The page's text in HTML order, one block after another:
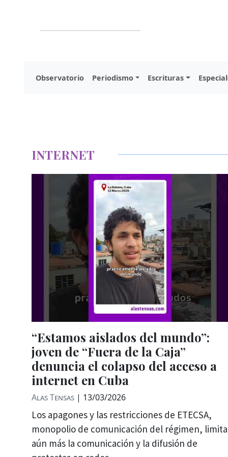
Observatorio Periodismo Escrituras
INTERNET
“Estamos aislados del mundo”:
joven de “Fuera de la Caja”
denuncia el colapso del acceso a
internet en Cuba
Alas Tensas | 13/03/2026
Los apagones y las restricciones de ETECSA,
monopolio de comunicación del régimen, limita
aún más la comunicación y la difusión de